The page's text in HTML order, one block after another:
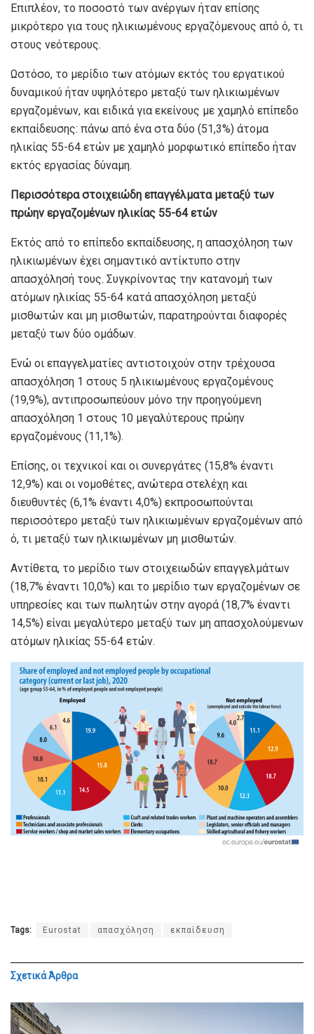
Επιπλέον, το ποσοστό των ανέργων ήταν επίσης
μικρότερο για τους ηλικιωμένους εργαζόμενους από ό, τι
στους νεότερους.
Ωστόσο, το μερίδιο των ατόμων εκτός του εργατικού
δυναμικού ήταν υψηλότερο μεταξύ των ηλικιωμένων
εργαζομένων, και ειδικά για εκείνους με χαμηλό επίπεδο
εκπαίδευσης: πάνω από ένα στα δύο (51,3%) άτομα
ηλικίας 55-64 ετών με χαμηλό μορφωτικό επίπεδο ήταν
εκτός εργασίας δύναμη.
Περισσότερα στοιχειώδη επαγγέλματα μεταξύ των
πρώην εργαζομένων ηλικίας 55-64 ετών
Εκτός από το επίπεδο εκπαίδευσης, η απασχόληση των
ηλικιωμένων έχει σημαντικό αντίκτυπο στην
απασχόλησή τους. Συγκρίνοντας την κατανομή των
ατόμων ηλικίας 55-64 κατά απασχόληση μεταξύ
μισθωτών και μη μισθωτών, παρατηρούνται διαφορές
μεταξύ των δύο ομάδων.
Ενώ οι επαγγελματίες αντιστοιχούν στην τρέχουσα
απασχόληση 1 στους 5 ηλικιωμένους εργαζομένους
(19,9%), αντιπροσωπεύουν μόνο την προηγούμενη
απασχόληση 1 στους 10 μεγαλύτερους πρώην
εργαζομένους (11,1%).
Επίσης, οι τεχνικοί και οι συνεργάτες (15,8% έναντι
12,9%) και οι νομοθέτες, ανώτερα στελέχη και
διευθυντές (6,1% έναντι 4,0%) εκπροσωπούνται
περισσότερο μεταξύ των ηλικιωμένων εργαζομένων από
ό, τι μεταξύ των ηλικιωμένων μη μισθωτών.
Αντίθετα, το μερίδιο των στοιχειωδών επαγγελμάτων
(18,7% έναντι 10,0%) και το μερίδιο των εργαζομένων σε
υπηρεσίες και των πωλητών στην αγορά (18,7% έναντι
14,5%) είναι μεγαλύτερο μεταξύ των μη απασχολούμενων
ατόμων ηλικίας 55-64 ετών.
Tags: Eurostat απασχόληση εκπαίδευση
ΣχετικάΆρθρα